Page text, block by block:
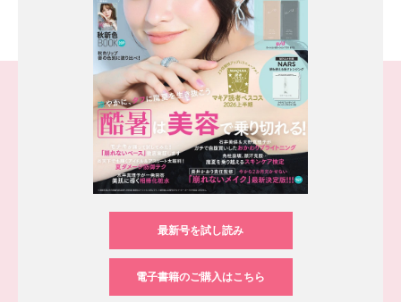
最新号を試し読み
電子書籍のご購入はこちら